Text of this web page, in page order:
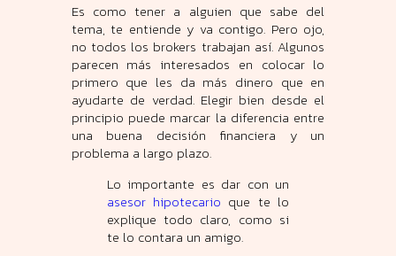
Es como tener a alguien que sabe del
tema, te entiende y va contigo. Pero ojo,
no todos los brokers trabajan así. Algunos
parecen más interesados en colocar lo
primero que les da más dinero que en
ayudarte de verdad. Elegir bien desde el
principio puede marcar la diferencia entre
una buena decisión financiera y un
problema a largo plazo.
Lo importante es dar con un
asesor hipotecario que te lo
explique todo claro, como si
te lo contara un amigo.